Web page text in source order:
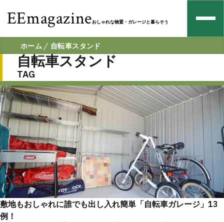
EEmagazineおしゃれな物置・ガレージと暮らそう
ホーム 自転車スタンド
自転車スタンド
TAG
敷地もおしゃれに誰でも出し入れ簡単「自転車ガレージ」13
例！